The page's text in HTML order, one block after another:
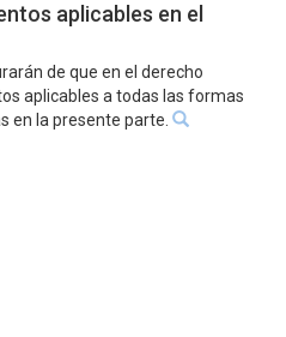
aplicables en el
de que en el derecho
aplicables a todas las formas
en la presente parte.